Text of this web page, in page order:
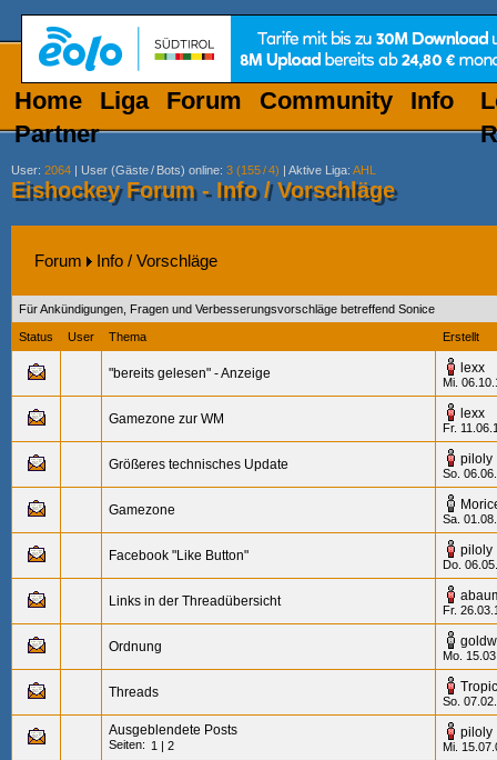
Home Liga Forum Community
Info
Partner
User: 2064 | User (Gäste/ Bots) online: 3 (155/4) | Aktive Liga: AHL
Eishockey Forum - Info / Vorschläge
Forum Info / Vorschläge
Für Ankündigungen, Fragen und Verbesserungsvorschläge betreffend Sonice
Status User Thema Erstellt
"bereits gelesen" - Anzeige lexx
Mi.
Gamezone zur WM lexx
Fr.
Größeres technisches Update piloly
So.
Gamezone
Sa.
Facebook "Like Button" piloly
Do.
Links in der Threadübersicht
Fr.
Ordnung
Mo.
Threads
So.
Ausgeblendete Posts
Seiten: 1 | 2
piloly
Mi.